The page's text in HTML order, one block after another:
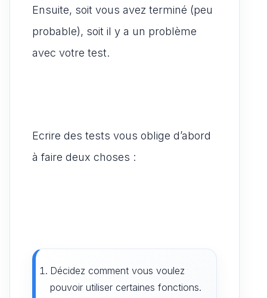
Ensuite, soit vous avez terminé (peu
probable), soit il y a un problème
avec votre test.
Ecrire des tests vous oblige d’abord
à faire deux choses :
Décidez comment vous voulez
pouvoir utiliser certaines fonctions.